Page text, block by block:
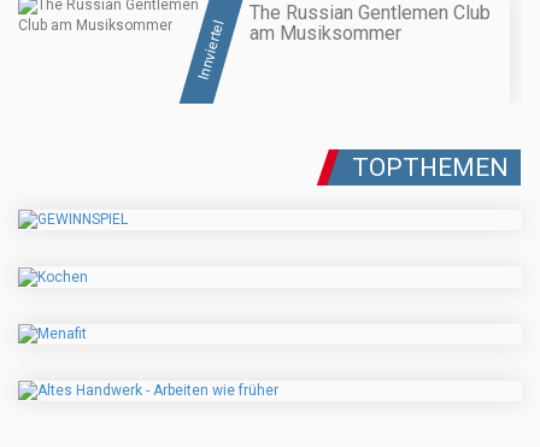
Innviertel
The Russian Gentlemen Club
am Musiksommer
TOPTHEMEN